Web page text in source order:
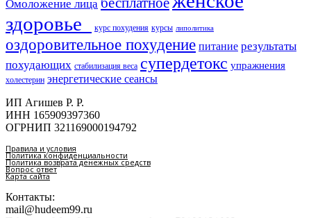
Омоложение лица
здоровье​
курс похудения курсы липолитика
оздоровительное похудение питание результаты
похудающих стабилизация веса супердетокс упражнения
холестерин энергетические сеансы
ИП Агишев Р. Р.
ИНН 165909397360
ОГРНИП 321169000194792
Правила и условия
Политика конфиденциальности
Политика возврата денежных средств
Вопрос ответ
Карта сайта
Контакты:
mail@hudeem99.ru